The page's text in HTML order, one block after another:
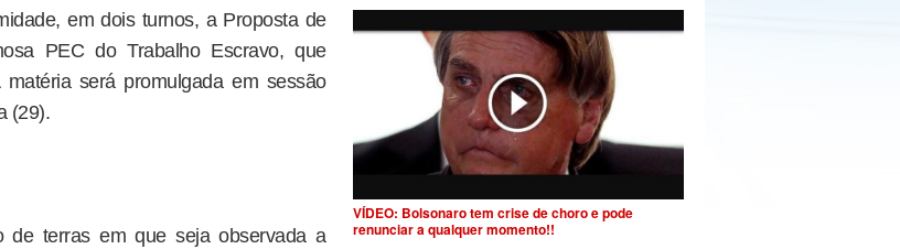
em dois turnos, a Proposta de
PEC do Trabalho Escravo, que
será promulgada em sessão
(29).
de terras em que seja observada a
VÍDEO: Bolsonaro tem crise de choro e pode
renunciar a qualquer momento!!